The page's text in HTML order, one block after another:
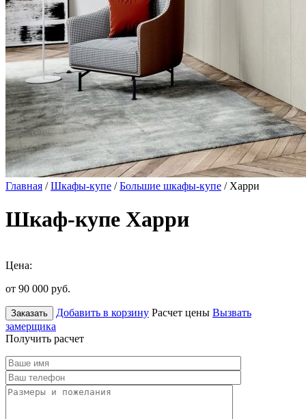
Главная /Шкафы-купе /Большие шкафы-купе / Харри
Шкаф-купе Харри
Цена:
от 90 000 руб.
Заказать Добавить в корзину Расчет цены Вызвать
замерщика
Получить расчет